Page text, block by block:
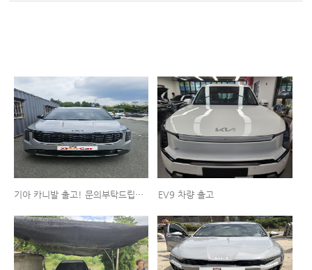
기아 카니발 출고! 문의부탁드립니다! EV9 차량 출고